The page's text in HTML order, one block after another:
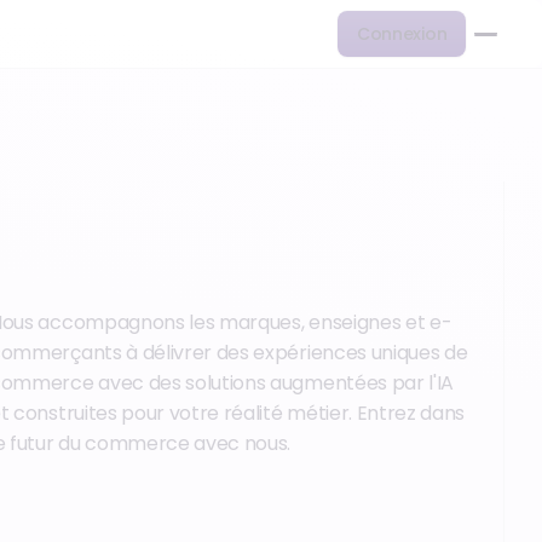
Connexion
accompagnons les marques, enseignes et e-
à délivrer des expériences uniques de
avec des solutions augmentées par l'IA
construites pour votre réalité métier. Entrez dans
futur du commerce avec nous.